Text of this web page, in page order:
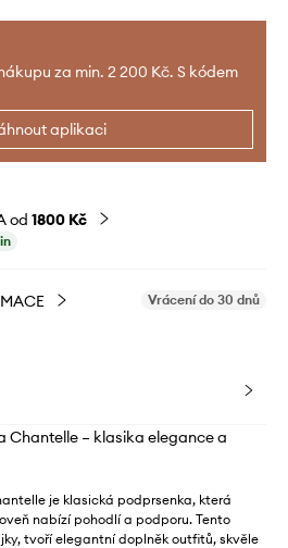
za min. 2 200 Kč. S kódem
aplikaci
od 1800 Kč
Vrácení do 30 dnů
Chantelle – klasika elegance a
je klasická podprsenka, která
nabízí pohodlí a podporu. Tento
tvoří elegantní doplněk outfitů, skvěle